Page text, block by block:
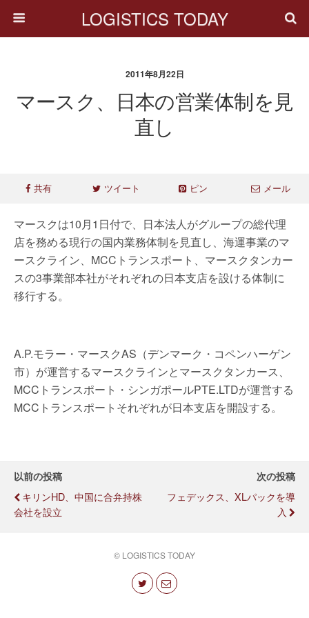
LOGISTICS TODAY
2011年8月22日
マースク、日本の営業体制を見
直し
共有 ツイート ピン メール
マースクは10月1日付で、日本法人がグループの総代理
店を務める現行の国内業務体制を見直し、海運事業のマ
ースクライン、MCCトランスポート、マースクタンカー
スの3事業部本社がそれぞれの日本支店を設ける体制に
移行する。
A.P.モラー・マースクAS（デンマーク・コペンハーゲン
市）が運営するマースクラインとマースクタンカース、
MCCトランスポート・シンガポールPTE.LTDが運営する
MCCトランスポートそれぞれが日本支店を開設する。
以前の投稿
キリンHD、中国に合弁持株
会社を設立
次の投稿
フェデックス、XLパックを導
入
© LOGISTICS TODAY